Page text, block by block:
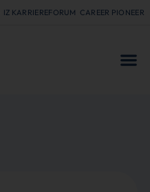
IZ KARRIEREFORUM CAREER PIONEER